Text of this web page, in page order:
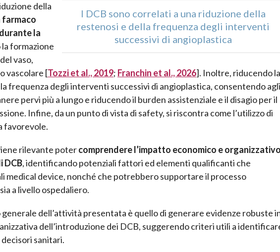
I DCB sono correlati a una riduzione della
restenosi e della frequenza degli interventi
successivi di angioplastica
della
farmaco
la
formazione
vaso,
vascolare [Tozzi et al., 2019; Franchin et al., 2026]. Inoltre, riducendo la
frequenza degli interventi successivi di angioplastica, consentendo agli
pervi più a lungo e riducendo il burden assistenziale e il disagio per il
Infine, da un punto di vista di safety, si riscontra come l’utilizzo di
favorevole.
rilevante potercomprendere l’impatto economico e organizzativo
DCB, identificando potenziali fattori ed elementi qualificanti che
medical device, nonché che potrebbero supportare il processo
a livello ospedaliero.
dell’attività presentata è quello di generare evidenze robuste
dell’introduzione dei DCB, suggerendo criteri utili a
sanitari.